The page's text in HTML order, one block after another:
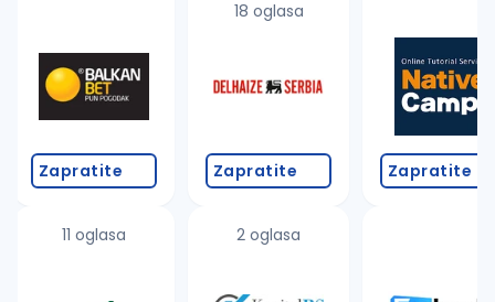
Takođe možete da:
proverite pravopisne greške (koristite č, ć, š, đ,
promenite odabrane filtere pretrage
Zapratite
11 oglasa
18 oglasa
Zapratite
2 oglasa
Zapratite